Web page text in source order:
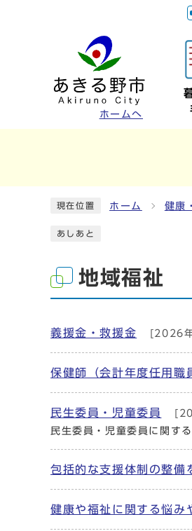
ホームへ
現在位置 ホーム 健康
あしあと
地域福祉
義援金・救援金 [2026
保健師（会計年度任用職
民生委員・児童委員
民生委員・児童委員に関す
包括的な支援体制の整備
健康や福祉に関する悩み